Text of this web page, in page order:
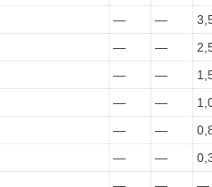
— —
— —
— —
— —
— —
— —